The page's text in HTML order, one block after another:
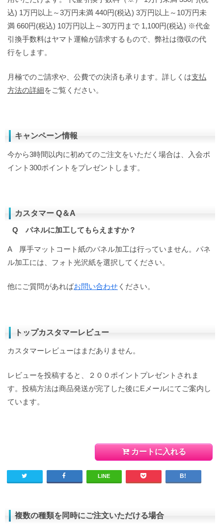
込) 1万円以上～3万円未満 440円(税込) 3万円以上～10万円未
満 660円(税込) 10万円以上～30万円まで 1,100円(税込) ※代金
引換手数料はヤマト運輸が請求するもので、弊社は徴収の代
行をします。
月極でのご請求や、公費での決済も承ります。詳しくは支払
方法の詳細をご覧ください。
キャンペーン情報
今から3時間以内に初めてのご注文をいただく場合は、入会ポ
イント300ポイントをプレゼントします。
カスタマー Q＆A
Q パネルに加工してもらえますか？
A 厚手マットコート紙のパネル加工は行っていません。パネ
ル加工には、フォト光沢紙を選択してください。
他にご質問があればお問い合わせ ください。
トップカスタマーレビュー
カスタマーレビューはまだありません。
レビューを投稿すると、２００ポイントプレゼントされま
す。投稿方法は商品発送が完了した後にEメールにてご案内し
ています。
カートに入れる
LINE
複数の種類を同時にご注文いただける場合